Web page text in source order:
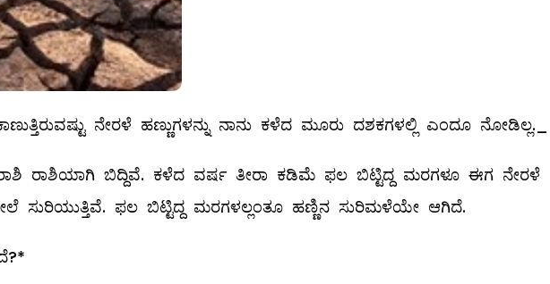
ನೇರಳೆ ಹಣ್ಣುಗಳನ್ನು ನಾನು ಕಳೆದ ಮೂರು ದಶಕಗಳಲ್ಲಿ ಎಂದೂ ನೋಡಿಲ್ಲ._
ರಾಶಿ ರಾಶಿಯಾಗಿ ಬಿದ್ದಿವೆ. ಕಳೆದ ವರ್ಷ ತೀರಾ ಕಡಿಮೆ ಫಲ ಬಿಟ್ಟಿದ್ದ ಮರಗಳೂ ಈಗ ನೇರಳೆ
ಸುರಿಯುತ್ತಿವೆ. ಫಲ ಬಿಟ್ಟಿದ್ದ ಮರಗಳಲ್ಲಂತೂ ಹಣ್ಣಿನ ಸುರಿಮಳೆಯೇ ಆಗಿದೆ.